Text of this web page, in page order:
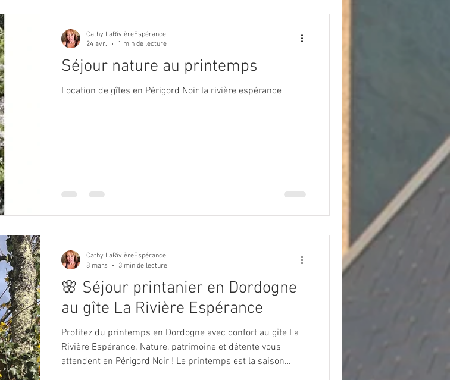
oiseaux.
Séjour nature au printemps
Location de gîtes en Périgord Noir la rivière espérance
Cathy LaRivièreEspérance
24 avr.
1 min de lecture
🌸 Séjour printanier en Dordogne
au gîte La Rivière Espérance
Profitez du printemps en Dordogne avec confort au gîte La
Rivière Espérance. Nature, patrimoine et détente vous
attendent en Périgord Noir ! Le printemps est la saison
Cathy LaRivièreEspérance
8 mars
3 min de lecture